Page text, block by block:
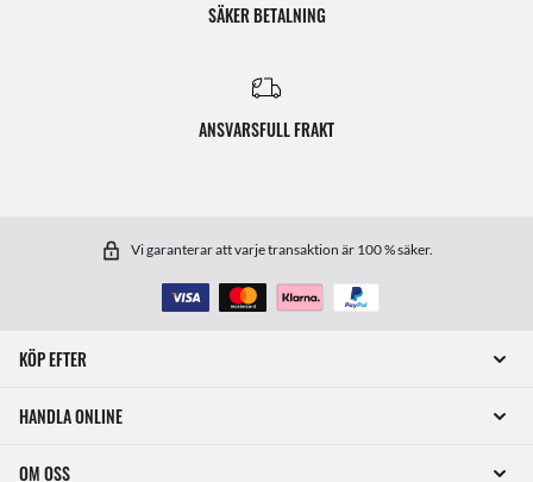
SÄKER BETALNING
ANSVARSFULL FRAKT
Vi garanterar att varje transaktion är 100 % säker.
KÖP EFTER
HANDLA ONLINE
OM OSS